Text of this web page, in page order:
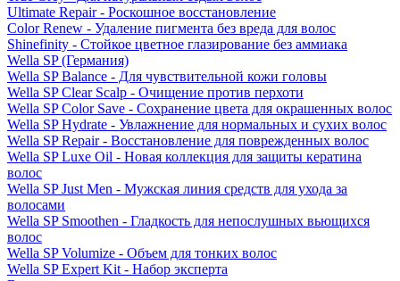
Ultimate Repair - Роскошное восстановление
Color Renew - Удаление пигмента без вреда для волос
Shinefinity - Стойкое цветное глазирование без аммиака
Wella SP (Германия)
Wella SP Balance - Для чувствительной кожи головы
Wella SP Clear Scalp - Очищение против перхоти
Wella SP Color Save - Сохранение цвета для окрашенных волос
Wella SP Hydrate - Увлажнение для нормальных и сухих волос
Wella SP Repair - Восстановление для поврежденных волос
Wella SP Luxe Oil - Новая коллекция для защиты кератина
волос
Wella SP Just Men - Мужская линия средств для ухода за
волосами
Wella SP Smoothen - Гладкость для непослушных вьющихся
волос
Wella SP Volumize - Объем для тонких волос
Wella SP Expert Kit - Набор эксперта